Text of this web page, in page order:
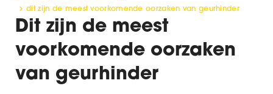
dit zijn de meest voorkomende oorzaken van geurhinder
Dit zijn de meest
voorkomende oorzaken
van geurhinder